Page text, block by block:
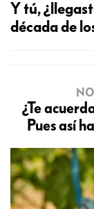
Y tú,
década de
¿Te
Pues así